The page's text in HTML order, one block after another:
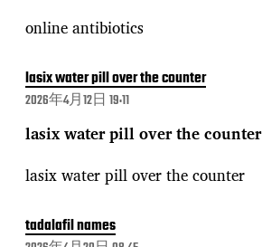
online antibiotics
lasix water pill over the counter
2026年4月12日 19:11
lasix water pill over the counter
lasix water pill over the counter
tadalafil names